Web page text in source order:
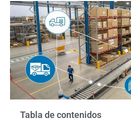
Tabla de contenidos